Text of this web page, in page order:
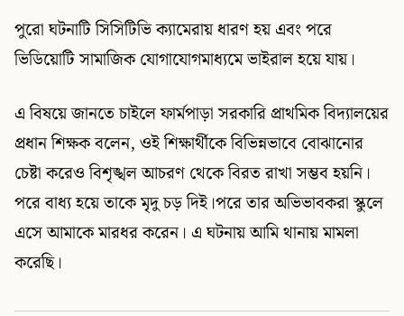
পুরো ঘটনাটি সিসিটিভি ক্যামেরায় ধারণ হয় এবং পরে
ভিডিয়োটি সামাজিক যোগাযোগমাধ্যমে ভাইরাল হয়ে যায়।
এ বিষয়ে জানতে চাইলে ফার্মপাড়া সরকারি প্রাথমিক বিদ্যালয়ের
প্রধান শিক্ষক বলেন, ওই শিক্ষার্থীকে বিভিন্নভাবে বোঝানোর
চেষ্টা করেও বিশৃঙ্খল আচরণ থেকে বিরত রাখা সম্ভব হয়নি।
পরে বাধ্য হয়ে তাকে মৃদু চড় দিই।পরে তার অভিভাবকরা স্কুলে
এসে আমাকে মারধর করেন। এ ঘটনায় আমি থানায় মামলা
করেছি।